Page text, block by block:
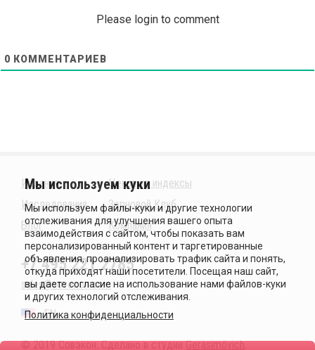
Please login to comment
0 КОММЕНТАРИЕВ
Издания
Исследования
Блог
Ценовые индексы
Зерновой Клуб
Компания
+7 495 221 2785
sales@sovecon.com
EN
© 2019 Совэкон. Сделано в студииGerasimóvich.
Политика конфиденциальности